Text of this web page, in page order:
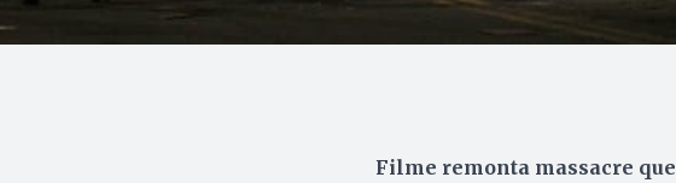
Filme remonta massacre que